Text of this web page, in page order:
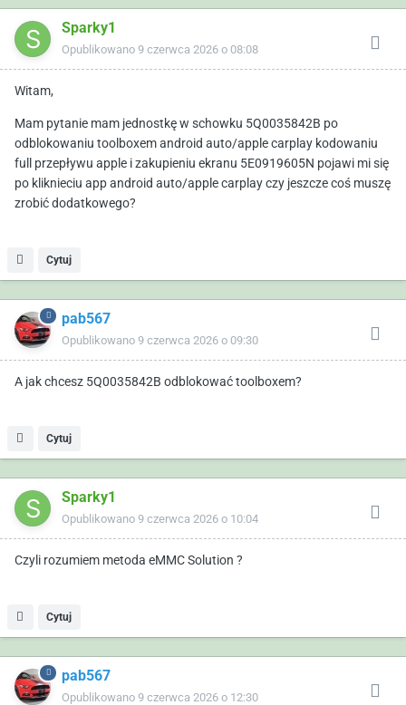
Sparky1
Opublikowano 9 czerwca 2026 o 08:08
Witam,
Mam pytanie mam jednostkę w schowku 5Q0035842B po
odblokowaniu toolboxem android auto/apple carplay kodowaniu
full przepływu apple i zakupieniu ekranu 5E0919605N pojawi mi się
po kliknieciu app android auto/apple carplay czy jeszcze coś muszę
zrobić dodatkowego?
Cytuj
pab567
Opublikowano 9 czerwca 2026 o 09:30
A jak chcesz 5Q0035842B odblokować toolboxem?
Cytuj
Sparky1
Opublikowano 9 czerwca 2026 o 10:04
Czyli rozumiem metoda eMMC Solution ?
Cytuj
pab567
Opublikowano 9 czerwca 2026 o 12:30